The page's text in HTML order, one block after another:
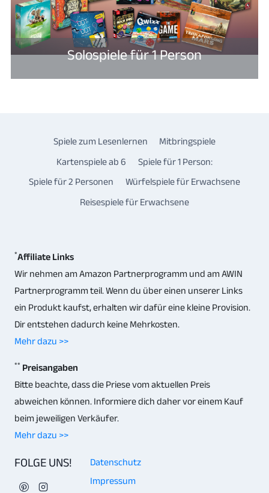
Solospiele für 1 Person
Spiele zum Lesenlernen
Mitbringspiele
Kartenspiele ab 6
Spiele für 1 Person:
Spiele für 2 Personen
Würfelspiele für Erwachsene
Reisespiele für Erwachsene
*Affiliate Links
Wir nehmen am Amazon Partnerprogramm und am AWIN
Partnerprogramm teil. Wenn du über einen unserer Links
ein Produkt kaufst, erhalten wir dafür eine kleine Provision.
Dir entstehen dadurch keine Mehrkosten.
Mehr dazu >>
** Preisangaben
Bitte beachte, dass die Priese vom aktuellen Preis
abweichen können. Informiere dich daher vor einem Kauf
beim jeweiligen Verkäufer.
Mehr dazu >>
FOLGE UNS!
Datenschutz
Impressum